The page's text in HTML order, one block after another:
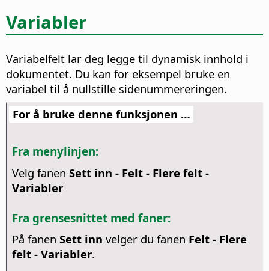
Variabler
Variabelfelt lar deg legge til dynamisk innhold i
dokumentet. Du kan for eksempel bruke en
variabel til å nullstille sidenummereringen.
For å bruke denne funksjonen …
Fra menylinjen:
Velg fanen Sett inn - Felt - Flere felt -
Variabler
Fra grensesnittet med faner:
På fanen Sett inn velger du fanen Felt - Flere
felt - Variabler.